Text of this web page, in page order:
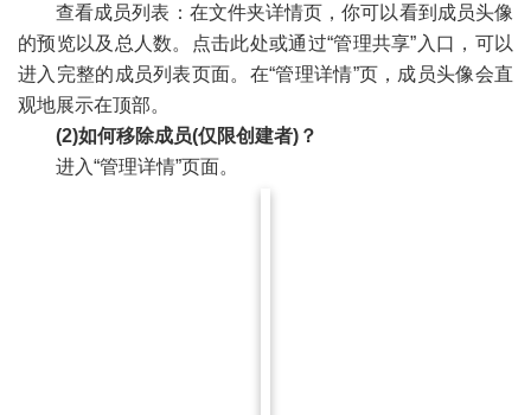
查看成员列表：在文件夹详情页，你可以看到成员头像
的预览以及总人数。点击此处或通过“管理共享”入口，可以
进入完整的成员列表页面。在“管理详情”页，成员头像会直
观地展示在顶部。
(2)如何移除成员(仅限创建者)？
进入“管理详情”页面。